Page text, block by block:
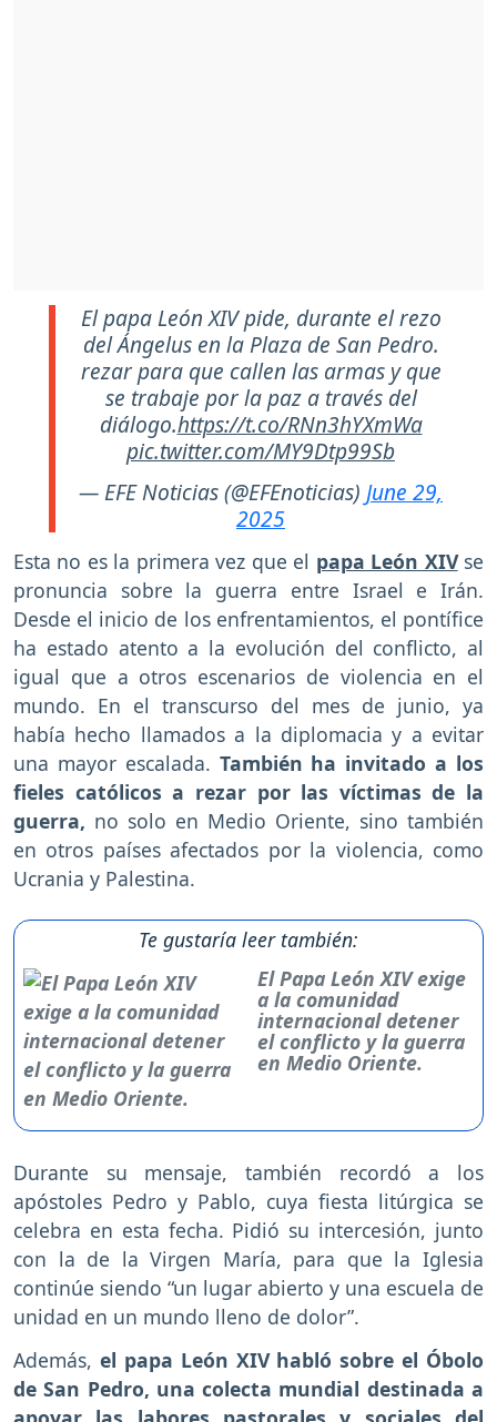
El papa León XIV pide, durante el rezo
del Ángelus en la Plaza de San Pedro.
rezar para que callen las armas y que
se trabaje por la paz a través del
diálogo.https://t.co/RNn3hYXmWa
pic.twitter.com/MY9Dtp99Sb
— EFE Noticias (@EFEnoticias) June 29,
2025
Esta no es la primera vez que el papa León XIVse
pronuncia sobre la guerra entre Israel e Irán.
Desde el inicio de los enfrentamientos, el pontífice
ha estado atento a la evolución del conflicto, al
igual que a otros escenarios de violencia en el
mundo. En el transcurso del mes de junio, ya
había hecho llamados a la diplomacia y a evitar
una mayor escalada. También ha invitado a los
fieles católicos a rezar por las víctimas de la
guerra, no solo en Medio Oriente, sino también
en otros países afectados por la violencia, como
Ucrania y Palestina.
Te gustaría leer también:
El Papa León XIV exige
a la comunidad
internacional detener
el conflicto y la guerra
en Medio Oriente.
Durante su mensaje, también recordó a los
apóstoles Pedro y Pablo, cuya fiesta litúrgica se
celebra en esta fecha. Pidió su intercesión, junto
con la de la Virgen María, para que la Iglesia
continúe siendo “un lugar abierto y una escuela de
unidad en un mundo lleno de dolor”.
Además, el papa León XIV habló sobre el Óbolo
de San Pedro, una colecta mundial destinada a